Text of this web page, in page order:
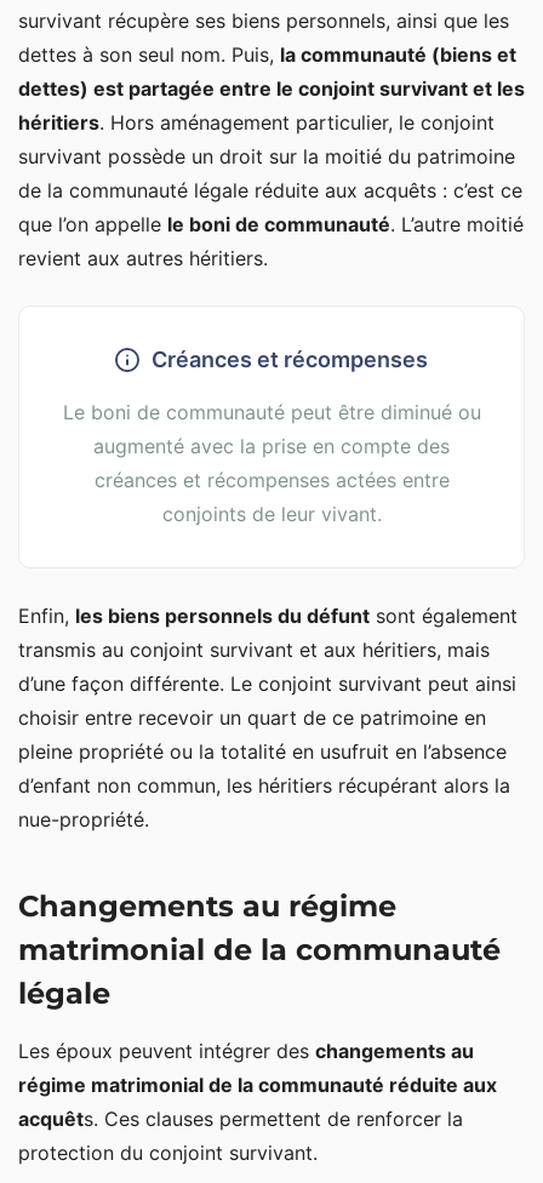
survivant récupère ses biens personnels, ainsi que les
dettes à son seul nom. Puis, la communauté (biens et
dettes) est partagée entre le conjoint survivant et les
héritiers. Hors aménagement particulier, le conjoint
survivant possède un droit sur la moitié du patrimoine
de la communauté légale réduite aux acquêts : c’est ce
que l’on appelle le boni de communauté. L’autre moitié
revient aux autres héritiers.
Créances et récompenses
Le boni de communauté peut être diminué ou
augmenté avec la prise en compte des
créances et récompenses actées entre
conjoints de leur vivant.
Enfin, les biens personnels du défunt sont également
transmis au conjoint survivant et aux héritiers, mais
d’une façon différente. Le conjoint survivant peut ainsi
choisir entre recevoir un quart de ce patrimoine en
pleine propriété ou la totalité en usufruit en l’absence
d’enfant non commun, les héritiers récupérant alors la
nue-propriété.
Changements au régime
matrimonial de la communauté
légale
Les époux peuvent intégrer des changements au
régime matrimonial de la communauté réduite aux
acquêts. Ces clauses permettent de renforcer la
protection du conjoint survivant.